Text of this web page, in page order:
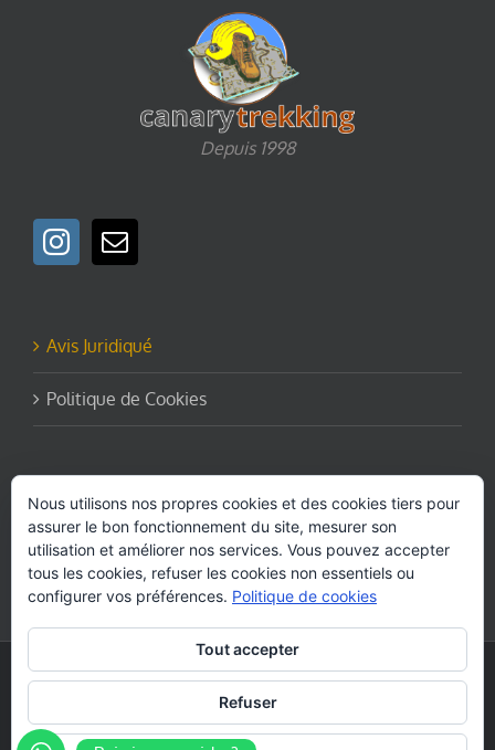
Depuis 1998
Avis Juridiqué
Politique de Cookies
Les formulaires de plainte disponibles aux clients.
Demandez ici.
Copyright - 2026 canarytrekking.com
Solucionet.com
Nous utilisons nos propres cookies et des cookies tiers pour
assurer le bon fonctionnement du site, mesurer son
utilisation et améliorer nos services. Vous pouvez accepter
tous les cookies, refuser les cookies non essentiels ou
configurer vos préférences. Politique de cookies
Tout accepter
Refuser